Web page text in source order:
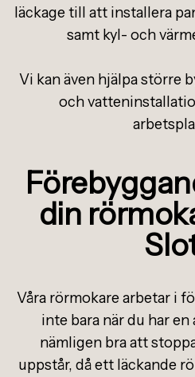
läckage till att installera
samt kyl- och
Vi kan även hjälpa större
och
din
Våra rörmokare arbetar i
inte bara när du har
nämligen bra att
uppstår, då ett läckande